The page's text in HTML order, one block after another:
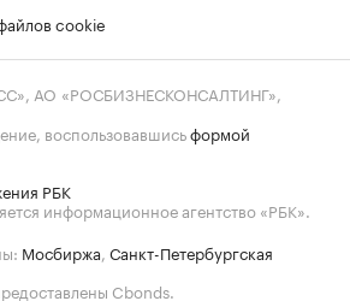
cookie
АО «РОСБИЗНЕСКОНСАЛТИНГ»,
воспользовавшисьформой
РБК
информационное агентство «РБК».
Мосбиржа Санкт-Петербургская
Cbonds.